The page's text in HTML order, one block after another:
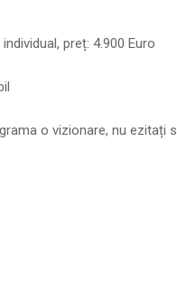
preț: 4.900 Euro
o vizionare, nu